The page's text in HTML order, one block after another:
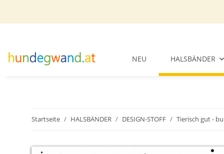
NEU HALSBÄNDER
Startseite HALSBÄNDER DESIGN-STOFF Tierisch gut -